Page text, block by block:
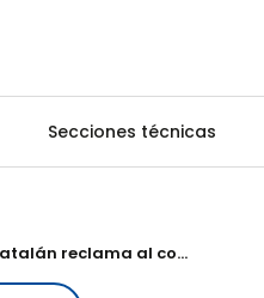
Secciones técnicas
El vacuno de engorde catalán reclama al conseller Mascort ayudas para la compra de paja